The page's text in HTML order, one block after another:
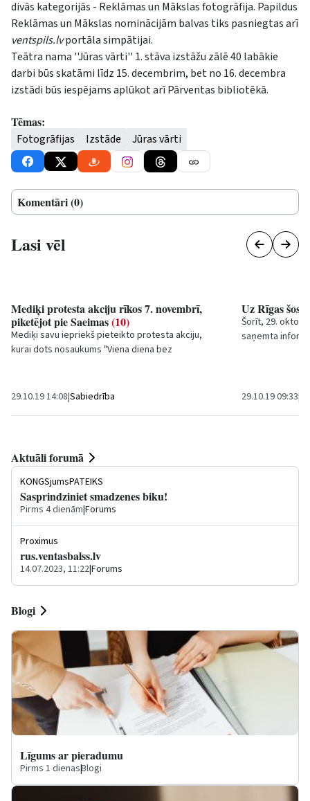
divās kategorijās - Reklāmas un Mākslas fotogrāfija. Papildus
Reklāmas un Mākslas nominācijām balvas tiks pasniegtas arī
ventspils.lvportāla simpātijai.
Teātra nama ''Jūras vārti'' 1. stāva izstāžu zālē 40 labākie
darbi būs skatāmi līdz 15. decembrim, bet no 16. decembra
izstādi būs iespējams aplūkot arī Pārventas bibliotēkā.
Tēmas:
Fotogrāfijas Izstāde Jūras vārti
Komentāri (0)
Lasi vēl
Mediķi protesta akciju rīkos 7. novembrī,
piketējot pie Saeimas(10)
Mediķi savu iepriekš pieteikto protesta akciju,
kurai dots nosaukums "Viena diena bez
29.10.19 14:08|Sabiedrība
Uz Rīgas
Šorīt, 29.
saņemta
29.10.19 09:33|
Aktuāli forumā
KONGSjumsPATEIKS
Sasprindziniet smadzenes biku!
Pirms 4 dienām|Forums
Proximus
rus.ventasbalss.lv
14.07.2023, 11:22|Forums
Blogi
Līgums ar pieradumu
Pirms 1 dienas|Blogi